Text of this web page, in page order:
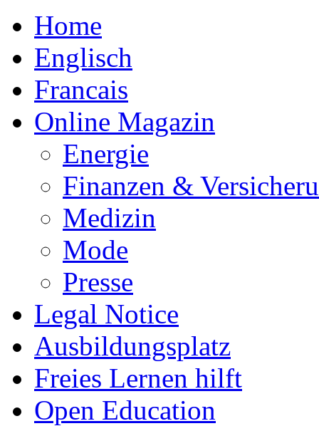
Home
Englisch
Francais
Online Magazin
Energie
Finanzen &
Medizin
Mode
Presse
Legal Notice
Ausbildungsplatz
Freies Lernen hilft
Open Education